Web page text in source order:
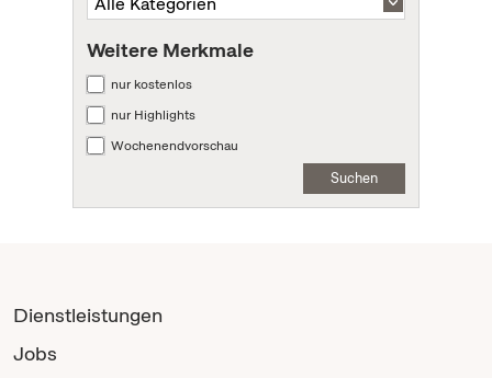
Weitere Merkmale
nur kostenlos
nur Highlights
Wochenendvorschau
Suchen
Dienstleistungen
Jobs